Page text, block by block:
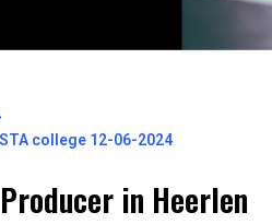
college 12-06-2024
in Heerlen